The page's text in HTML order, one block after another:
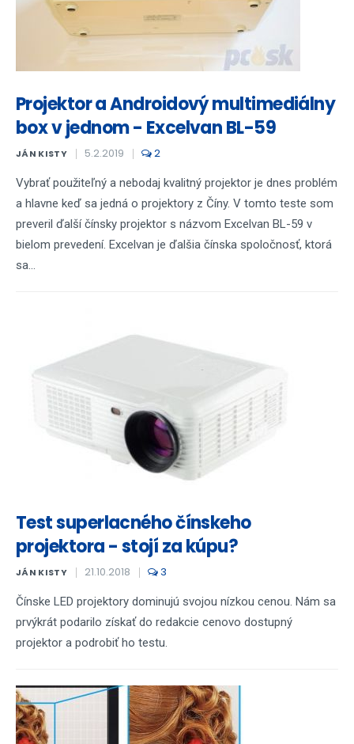
Projektor a Androidový multimediálny
box v jednom - Excelvan BL-59
JÁN KISTY 5.2.2019 2
Vybrať použiteľný a nebodaj kvalitný projektor je dnes problém
a hlavne keď sa jedná o projektory z Číny. V tomto teste som
preveril ďalší čínsky projektor s názvom Excelvan BL-59 v
bielom prevedení. Excelvan je ďalšia čínska spoločnosť, ktorá
sa...
Test superlacného čínskeho
projektora - stojí za kúpu?
JÁN KISTY 21.10.2018 3
Čínske LED projektory dominujú svojou nízkou cenou. Nám sa
prvýkrát podarilo získať do redakcie cenovo dostupný
projektor a podrobiť ho testu.